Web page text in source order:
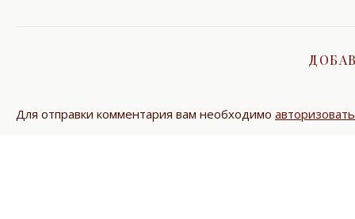
Для отправки комментария вам необходимо